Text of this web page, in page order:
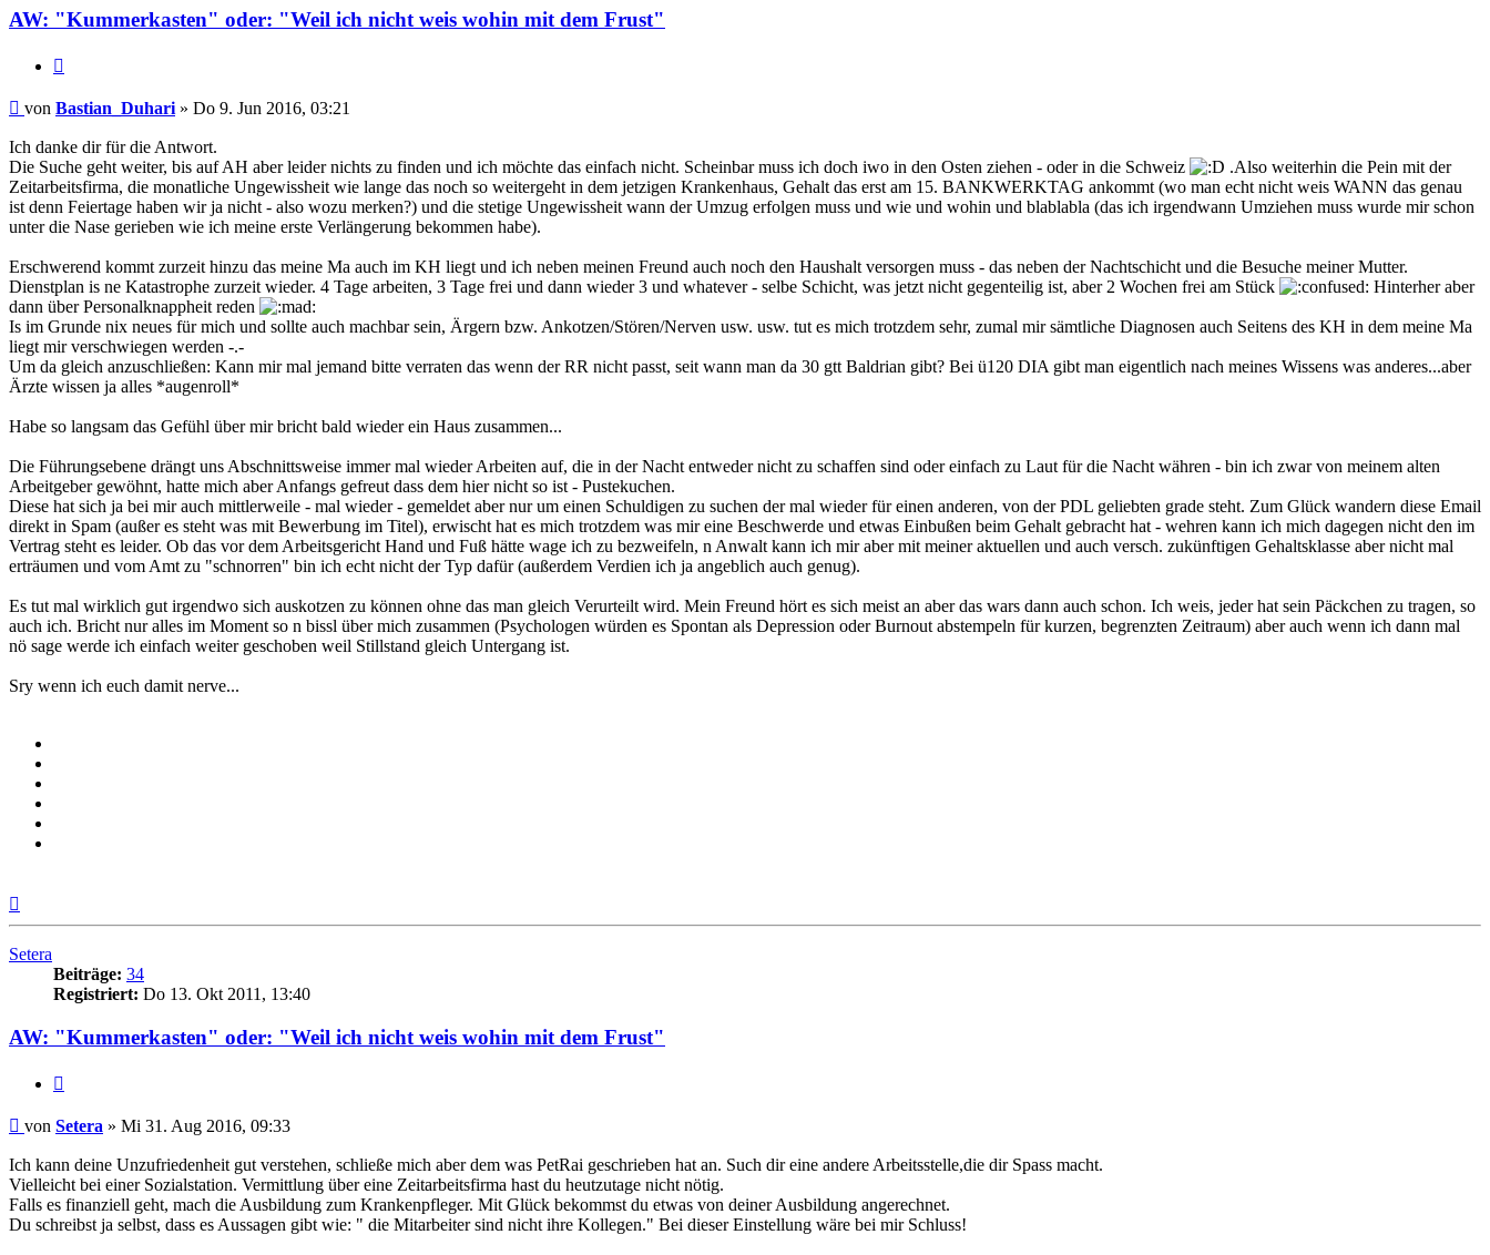
AW: "Kummerkasten" oder: "Weil ich nicht weis wohin mit dem Frust"
Beitrag
von Bastian_Duhari » Do 9. Jun 2016, 03:21
Ich danke dir für die Antwort.
Die Suche geht weiter, bis auf AH aber leider nichts zu finden und ich möchte das einfach nicht. Scheinbar muss ich doch iwo in den Osten ziehen - oder in die Schweiz
.Also weiterhin die Pein mit der
Zeitarbeitsfirma, die monatliche Ungewissheit wie lange das noch so weitergeht in dem jetzigen Krankenhaus, Gehalt das erst am 15. BANKWERKTAG ankommt (wo man echt nicht weis WANN das genau
ist denn Feiertage haben wir ja nicht - also wozu merken?) und die stetige Ungewissheit wann der Umzug erfolgen muss und wie und wohin und blablabla (das ich irgendwann Umziehen muss wurde mir schon
unter die Nase gerieben wie ich meine erste Verlängerung bekommen habe).
Erschwerend kommt zurzeit hinzu das meine Ma auch im KH liegt und ich neben meinen Freund auch noch den Haushalt versorgen muss - das neben der Nachtschicht und die Besuche meiner Mutter.
Dienstplan is ne Katastrophe zurzeit wieder. 4 Tage arbeiten, 3 Tage frei und dann wieder 3 und whatever - selbe Schicht, was jetzt nicht gegenteilig ist, aber 2 Wochen frei am Stück
Hinterher aber
dann über Personalknappheit reden
Is im Grunde nix neues für mich und sollte auch machbar sein, Ärgern bzw. Ankotzen/Stören/Nerven usw. usw. tut es mich trotzdem sehr, zumal mir sämtliche Diagnosen auch Seitens des KH in dem meine Ma
liegt mir verschwiegen werden -.-
Um da gleich anzuschließen: Kann mir mal jemand bitte verraten das wenn der RR nicht passt, seit wann man da 30 gtt Baldrian gibt? Bei ü120 DIA gibt man eigentlich nach meines Wissens was anderes...aber
Ärzte wissen ja alles *augenroll*
Habe so langsam das Gefühl über mir bricht bald wieder ein Haus zusammen...
Die Führungsebene drängt uns Abschnittsweise immer mal wieder Arbeiten auf, die in der Nacht entweder nicht zu schaffen sind oder einfach zu Laut für die Nacht währen - bin ich zwar von meinem alten
Arbeitgeber gewöhnt, hatte mich aber Anfangs gefreut dass dem hier nicht so ist - Pustekuchen.
Diese hat sich ja bei mir auch mittlerweile - mal wieder - gemeldet aber nur um einen Schuldigen zu suchen der mal wieder für einen anderen, von der PDL geliebten grade steht. Zum Glück wandern diese Email
direkt in Spam (außer es steht was mit Bewerbung im Titel), erwischt hat es mich trotzdem was mir eine Beschwerde und etwas Einbußen beim Gehalt gebracht hat - wehren kann ich mich dagegen nicht den im
Vertrag steht es leider. Ob das vor dem Arbeitsgericht Hand und Fuß hätte wage ich zu bezweifeln, n Anwalt kann ich mir aber mit meiner aktuellen und auch versch. zukünftigen Gehaltsklasse aber nicht mal
erträumen und vom Amt zu "schnorren" bin ich echt nicht der Typ dafür (außerdem Verdien ich ja angeblich auch genug).
Es tut mal wirklich gut irgendwo sich auskotzen zu können ohne das man gleich Verurteilt wird. Mein Freund hört es sich meist an aber das wars dann auch schon. Ich weis, jeder hat sein Päckchen zu tragen, so
auch ich. Bricht nur alles im Moment so n bissl über mich zusammen (Psychologen würden es Spontan als Depression oder Burnout abstempeln für kurzen, begrenzten Zeitraum) aber auch wenn ich dann mal
nö sage werde ich einfach weiter geschoben weil Stillstand gleich Untergang ist.
Sry wenn ich euch damit nerve...
Setera
Beiträge: 34
Registriert: Do 13. Okt 2011, 13:40
AW: "Kummerkasten" oder: "Weil ich nicht weis wohin mit dem Frust"
Beitrag
von Setera » Mi 31. Aug 2016, 09:33
Ich kann deine Unzufriedenheit gut verstehen, schließe mich aber dem was PetRai geschrieben hat an. Such dir eine andere Arbeitsstelle,die dir Spass macht.
Vielleicht bei einer Sozialstation. Vermittlung über eine Zeitarbeitsfirma hast du heutzutage nicht nötig.
Falls es finanziell geht, mach die Ausbildung zum Krankenpfleger. Mit Glück bekommst du etwas von deiner Ausbildung angerechnet.
Du schreibst ja selbst, dass es Aussagen gibt wie: " die Mitarbeiter sind nicht ihre Kollegen." Bei dieser Einstellung wäre bei mir Schluss!